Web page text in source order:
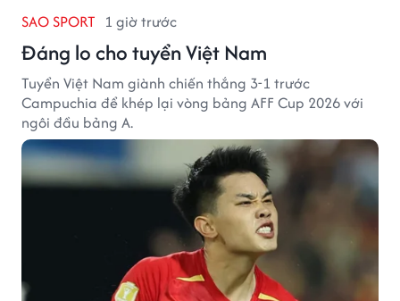
SAO SPORT 1 giờ trước
Đáng lo cho tuyển Việt Nam
Tuyển Việt Nam giành chiến thắng 3-1 trước
Campuchia để khép lại vòng bảng AFF Cup 2026 với
ngôi đầu bảng A.